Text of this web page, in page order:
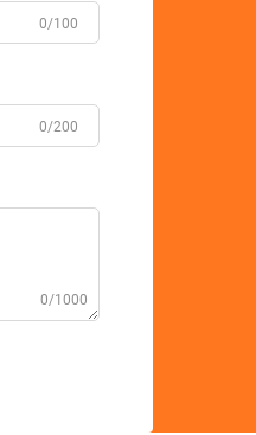
0/100
0/200
0/1000